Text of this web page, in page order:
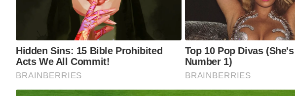
Hidden Sins: 15 Bible Prohibited
Acts We All Commit!
BRAINBERRIES
Top 10 Pop Divas
Number 1)
BRAINBERRIES